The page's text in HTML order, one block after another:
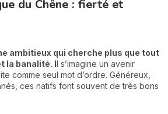
du Chêne : fierté et
ambitieux qui cherche plus que tout
la banalité. Il s’imagine un avenir
comme seul mot d’ordre. Généreux,
ces natifs font souvent de très bons